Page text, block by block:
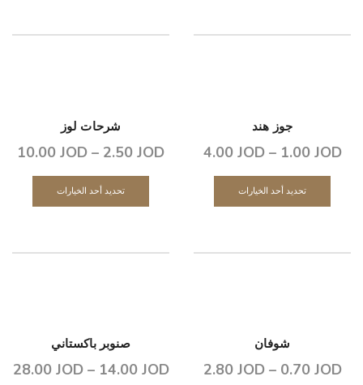
جوز هند
1.00 JOD
–
4.00 JOD
تحديد أحد الخيارات
شرحات لوز
2.50 JOD
–
10.00 JOD
تحديد أحد الخيارات
شوفان
0.70 JOD
–
2.80 JOD
صنوبر باكستاني
14.00 JOD
–
28.00 JOD